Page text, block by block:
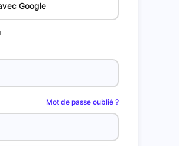
Google
Mot de passe oublié ?